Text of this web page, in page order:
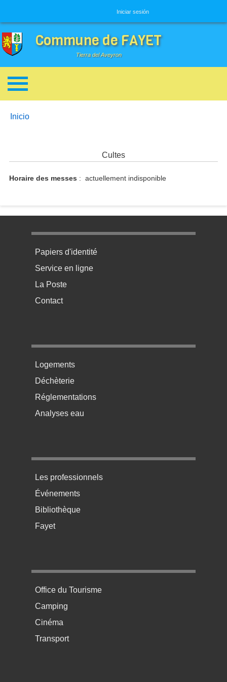
Iniciar sesión
Commune de FAYET
Tierra del Aveyron
Enlaces de ayuda a la navegación
You are here:
Inicio
Cultes
Horaire des messes : actuellement indisponible
Menu pratique bas de page 1
Papiers d'identité
Service en ligne
La Poste
Contact
Menu pratique bas de page 2
Logements
Déchèterie
Réglementations
Analyses eau
Menu pratique bas de page 3
Les professionnels
Événements
Bibliothèque
Fayet
Menu pratique bas de page 4
Office du Tourisme
Camping
Cinéma
Transport